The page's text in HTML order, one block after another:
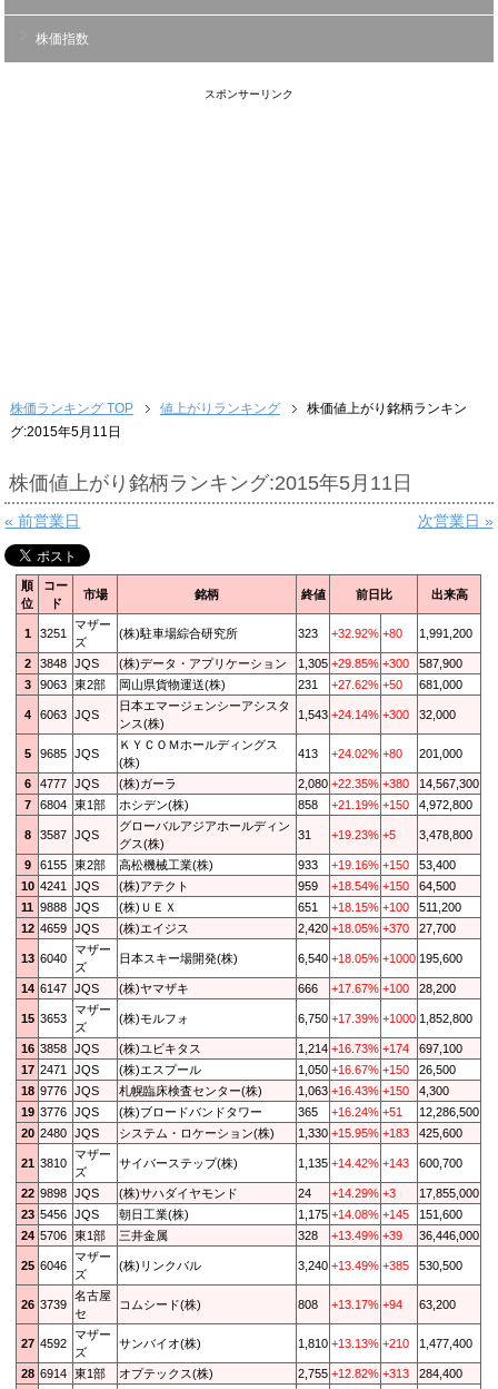
株価指数
スポンサーリンク
株価ランキング TOP 値上がりランキング
株価値上がり銘柄ランキン
グ:2015年5月11日
株価値上がり銘柄ランキング:2015年5月11日
« 前営業日 次営業日 »
順
位
コー
ド
市場 銘柄 終値 前日比 出来高
1 3251
マザー
ズ
(株)駐車場綜合研究所 323 +32.92% +80 1,991,200
2 3848 JQS (株)データ・アプリケーション 1,305 +29.85% +300
587,900
3
9063 東2部 岡山県貨物運送(株) 231 +27.62% +50 681,000
4 6063 JQS
日本エマージェンシーアシスタ
ンス(株)
1,543 +24.14% +300 32,000
5 9685 JQS
ＫＹＣＯＭホールディングス
(株)
413 +24.02% +80 201,000
6 4777 JQS (株)ガーラ 2,080 +22.35% +380
14,567,300
7
6804 東1部 ホシデン(株) 858 +21.19% +150 4,972,800
8 3587 JQS
グローバルアジアホールディン
グス(株)
31 +19.23% +5 3,478,800
9 6155 東2部 高松機械工業(株) 933 +19.16% +150
53,400
10 4241 JQS (株)アテクト 959 +18.54% +150
64,500
11 9888 JQS (株)ＵＥＸ 651 +18.15% +100
511,200
12 4659 JQS (株)エイジス 2,420 +18.05% +370 27,700
13 6040
マザー
ズ
日本スキー場開発(株) 6,540 +18.05% +1000 195,600
14 6147 JQS (株)ヤマザキ 666 +17.67% +100 28,200
15 3653
マザー
ズ
(株)モルフォ 6,750 +17.39% +1000 1,852,800
16 3858 JQS (株)ユビキタス 1,214 +16.73% +174
697,100
17 2471 JQS (株)エスプール 1,050 +16.67% +150
26,500
18 9776 JQS 札幌臨床検査センター(株) 1,063 +16.43% +150
4,300
19 3776 JQS (株)ブロードバンドタワー 365 +16.24% +51
12,286,500
20 2480 JQS システム・ロケーション(株) 1,330 +15.95% +183 425,600
21 3810
マザー
ズ
サイバーステップ(株) 1,135 +14.42% +143 600,700
22 9898 JQS (株)サハダイヤモンド 24 +14.29% +3
17,855,000
23 5456 JQS 朝日工業(株) 1,175 +14.08% +145
151,600
24 5706 東1部 三井金属 328 +13.49% +39 36,446,000
25 6046
マザー
ズ
(株)リンクバル 3,240 +13.49% +385 530,500
26 3739
名古屋
セ
コムシード(株) 808 +13.17% +94 63,200
27 4592
マザー
ズ
サンバイオ(株) 1,810 +13.13% +210 1,477,400
28 6914 東1部 オプテックス(株) 2,755 +12.82% +313
284,400